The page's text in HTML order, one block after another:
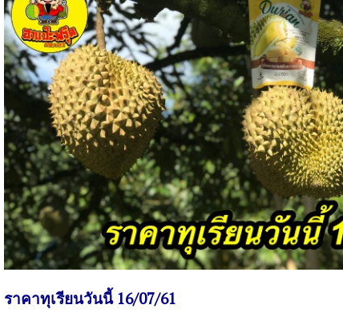
ราคาทุเรียนวันนี้ 16/07/61